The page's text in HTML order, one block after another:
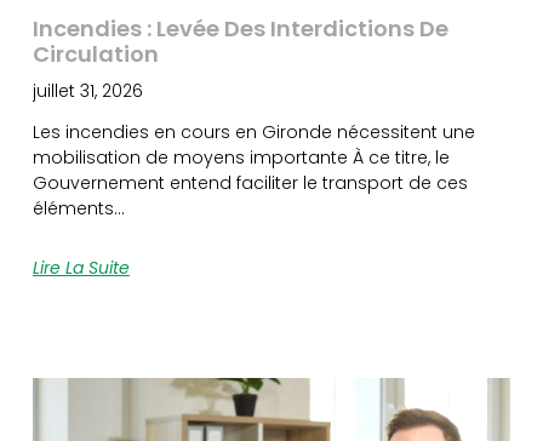
Incendies : Levée Des Interdictions De
Circulation
juillet 31, 2026
Les incendies en cours en Gironde nécessitent une
mobilisation de moyens importante À ce titre, le
Gouvernement entend faciliter le transport de ces
éléments…
Lire La Suite